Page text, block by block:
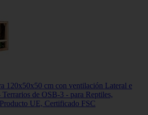
120x50x50 cm con ventilación Lateral e
de OSB-3 - para Reptiles,
UE, Certificado FSC